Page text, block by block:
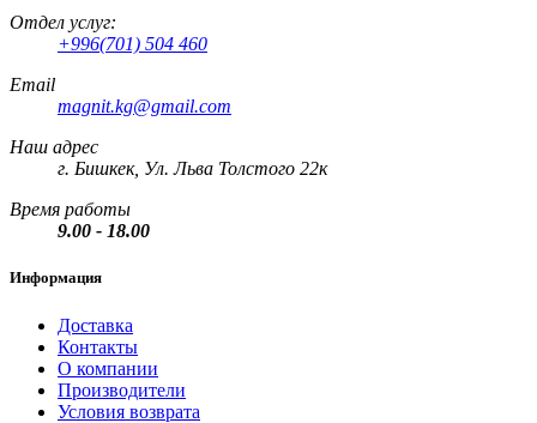
Отдел услуг:
+996(701) 504 460
Email
magnit.kg@gmail.com
Наш адрес
г. Бишкек, Ул. Льва Толстого 22к
Время работы
9.00 - 18.00
Информация
Доставка
Контакты
О компании
Производители
Условия возврата